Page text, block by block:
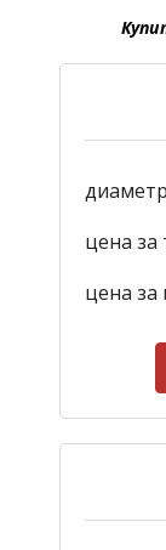
цена за
цена за